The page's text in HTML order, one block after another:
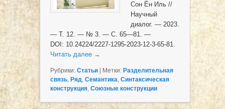
Сон Ён Иль //
Научный
диалог. — 2023.
— Т. 12. — № 3. — С. 65—81. —
DOI: 10.24224/2227-1295-2023-12-3-65-81.
Читать далее →
Рубрики: Статьи Метки: Разделительная
связь, Ряд, Семантика, Синтаксическая
конструкция, Союзные конструкции